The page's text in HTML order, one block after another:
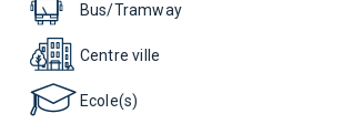
Bus/Tramway
Centre ville
Ecole(s)